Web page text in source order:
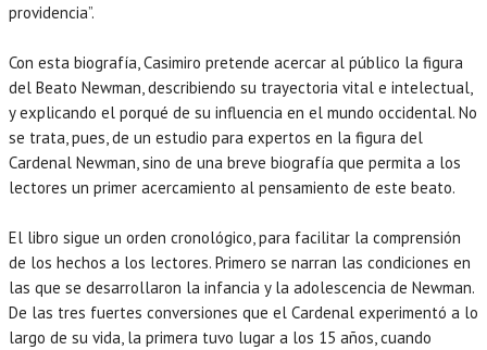
providencia”.
Con esta biografía, Casimiro pretende acercar al público la figura
del Beato Newman, describiendo su trayectoria vital e intelectual,
y explicando el porqué de su influencia en el mundo occidental. No
se trata, pues, de un estudio para expertos en la figura del
Cardenal Newman, sino de una breve biografía que permita a los
lectores un primer acercamiento al pensamiento de este beato.
El libro sigue un orden cronológico, para facilitar la comprensión
de los hechos a los lectores. Primero se narran las condiciones en
las que se desarrollaron la infancia y la adolescencia de Newman.
De las tres fuertes conversiones que el Cardenal experimentó a lo
largo de su vida, la primera tuvo lugar a los 15 años, cuando